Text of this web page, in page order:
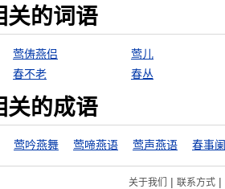
关的词语
莺俦燕侣
莺儿
春不老 春丛
关的成语
莺吟燕舞 莺啼燕语 莺声燕语 春事
关于我们 | 联系方式|